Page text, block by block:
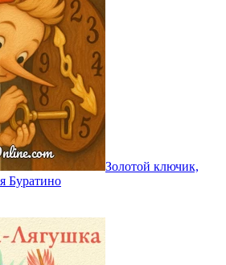
Золотой ключик,
Буратино